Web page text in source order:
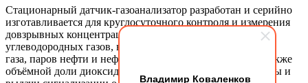
Владимир Коваленков
Стационарный датчик-газоанализатор разработан и серийно
изготавливается для круглосуточного контроля и измерения
довзрывных концентраций (ДВК) метана, пропана,
углеводородных газов, в том числе попутного нефтяного
газа, паров нефти и нефтепродуктов, паров спиртов, а также
объёмной доли диоксида углерода в воздухе рабочей зоны и